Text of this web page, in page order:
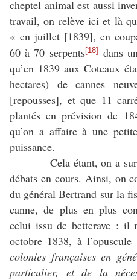
cheptel animal est aussi
travail, on relève ici et là
« en juillet [1839], en
60 à 70 serpents[18] dans
qu’en 1839 aux Coteaux
hectares) de cannes
[repousses], et que 11
plantés en prévision de
qu’on a affaire à une
puissance.
Cela étant, on a
débats en cours. Ainsi, on
du général Bertrand sur la
canne, de plus en plus
celui issu de betterave : il
octobre 1838, à
colonies françaises en
particulier, et de la